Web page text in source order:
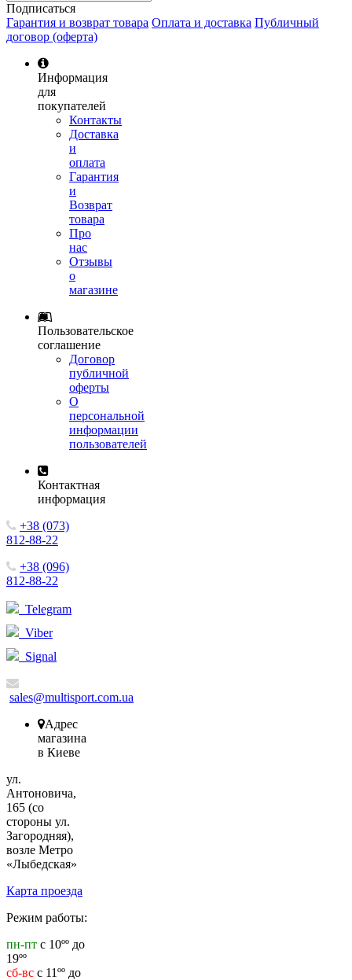
Подписаться
Гарантия и возврат товара Оплата и доставка Публичный
договор (оферта)
Информация
для
покупателей
Контакты
Доставка
и
оплата
Гарантия
и
Возврат
товара
Про
нас
Отзывы
о
магазине
Пользовательское
соглашение
Договор
публичной
оферты
О
персональной
информации
пользователей
Контактная
информация
+38 (073)
812-88-22
+38 (096)
812-88-22
Telegram
Viber
Signal
sales@multisport.com.ua
Адрес
магазина
в Киеве
ул.
Антоновича,
165 (со
стороны ул.
Загородняя),
возле Метро
«Лыбедская»
Карта проезда
Режим работы:
пн-пт с 10ºº до
19ºº
сб-вс с 11ºº до